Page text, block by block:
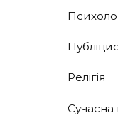
Релігія
Сучасна